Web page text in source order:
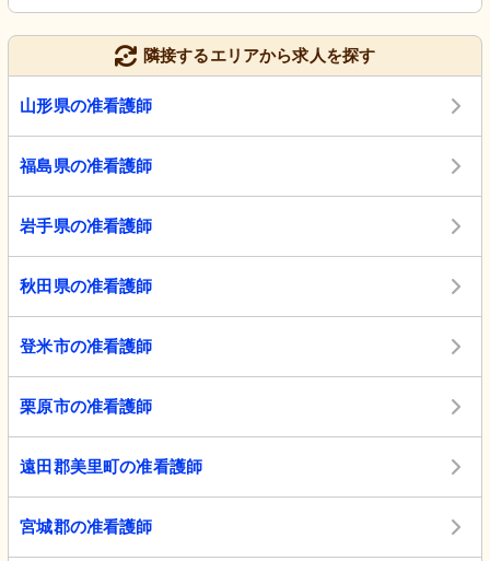
隣接するエリアから求人を探す
山形県の准看護師
福島県の准看護師
岩手県の准看護師
秋田県の准看護師
登米市の准看護師
栗原市の准看護師
遠田郡美里町の准看護師
宮城郡の准看護師